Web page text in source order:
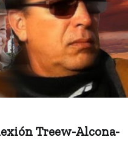
Treew-Alcona-